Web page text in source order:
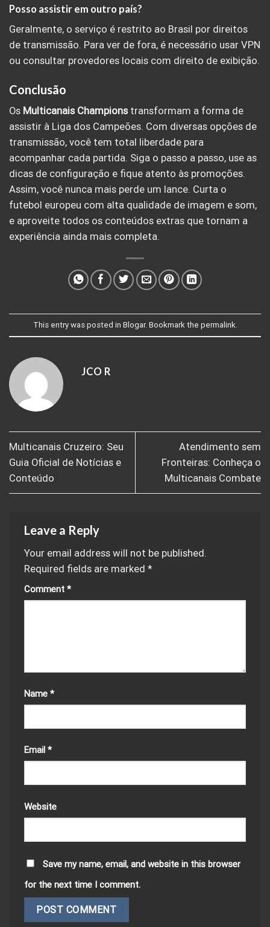
Posso assistir em outro país?
Geralmente, o serviço é restrito ao Brasil por direitos
de transmissão. Para ver de fora, é necessário usar VPN
ou consultar provedores locais com direito de exibição.
Conclusão
Os MulticanaisChampionstransformam a forma de
assistir à Liga dos Campeões. Com diversas opções de
transmissão, você tem total liberdade para
acompanhar cada partida. Siga o passo a passo, use as
dicas de configuração e fique atento às promoções.
Assim, você nunca mais perde um lance. Curta o
futebol europeu com alta qualidade de imagem e som,
e aproveite todos os conteúdos extras que tornam a
experiência ainda mais completa.
This entry was posted in Blogar. Bookmark the permalink
JCO R
Multicanais Cruzeiro: Seu
Guia Oficial de Notícias e
Conteúdo
Atendimento sem
Fronteiras: Conheça o
Multicanais Combate
Leave a Reply
Your email address will not be published.
Required fields are marked *
Comment *
Name *
Email *
Website
Save my name, email, and website in this browser
for the next time I comment.